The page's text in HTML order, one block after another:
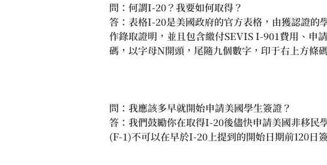
問：何謂I-20？我要如何取得？
答：表格I-20是美國政府的官方表格，由獲認證
作錄取證明，並且包含繳付SEVIS I-901費用、申
碼，以字母N開頭，尾隨九個數字，印于右上方條
問：我應該多早就開始申請美國學生簽證？
答：我們鼓勵你在取得I-20後儘快申請美國非移民
(F-1)不可以在早於I-20上提到的開始日期前120日